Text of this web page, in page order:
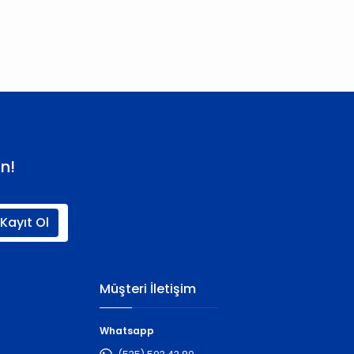
Kayıt Ol
Müşteri İletişim
Whatsapp